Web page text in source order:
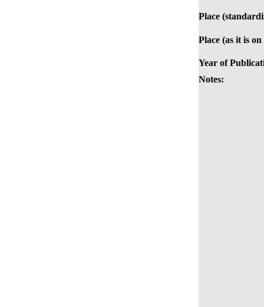
Place
Place (as it is
Year of
Notes: